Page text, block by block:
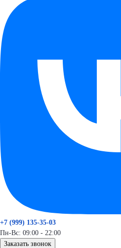
+7 (999) 135-35-03
Пн-Вс: 09:00 - 22:00
Заказать звонок